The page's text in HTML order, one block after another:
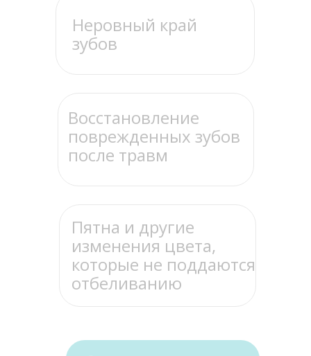
Неровный край
зубов
Восстановление
поврежденных зубов
после травм
Пятна и другие
изменения цвета,
которые не поддаются
отбеливанию